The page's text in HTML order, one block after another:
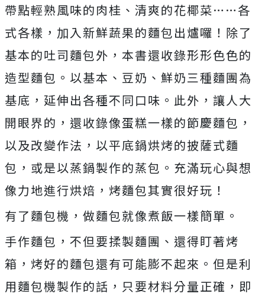
帶點輕熟風味的肉桂、清爽的花椰菜……各
式各樣，加入新鮮蔬果的麵包出爐囉！除了
基本的吐司麵包外，本書還收錄形形色色的
造型麵包。以基本、豆奶、鮮奶三種麵團為
基底，延伸出各種不同口味。此外，讓人大
開眼界的，還收錄像蛋糕一樣的節慶麵包，
以及改變作法，以平底鍋烘烤的披薩式麵
包，或是以蒸鍋製作的蒸包。充滿玩心與想
像力地進行烘焙，烤麵包其實很好玩！
有了麵包機，做麵包就像煮飯一樣簡單。
手作麵包，不但要揉製麵團、還得盯著烤
箱，烤好的麵包還有可能膨不起來。但是利
用麵包機製作的話，只要材料分量正確，即